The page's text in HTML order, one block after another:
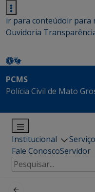
ir para conteúdoir para
Ouvidoria
PCMS
Polícia Civil de Mato
Institucional
Fale ConoscoServidor
Pesquisar
por: